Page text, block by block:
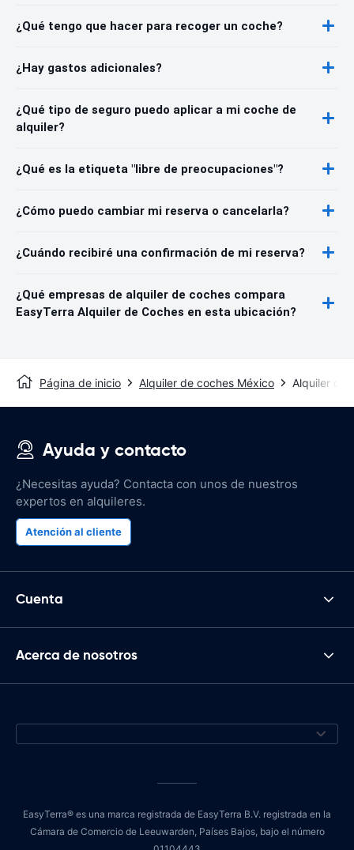
¿Qué tengo que hacer para recoger un coche?
¿Hay gastos adicionales?
¿Qué tipo de seguro puedo aplicar a mi coche de
alquiler?
¿Qué es la etiqueta "libre de preocupaciones"?
¿Cómo puedo cambiar mi reserva o cancelarla?
¿Cuándo recibiré una confirmación de mi reserva?
¿Qué empresas de alquiler de coches compara
EasyTerra Alquiler de Coches en esta ubicación?
Página de inicio Alquiler de coches México Alquiler de
Ayuda y contacto
¿Necesitas ayuda? Contacta con unos de nuestros
expertos en alquileres.
Atención al cliente
Cuenta
Acerca de nosotros
EasyTerra® es una marca registrada de EasyTerra B.V. registrada en la
Cámara de Comercio de Leeuwarden, Países Bajos, bajo el número